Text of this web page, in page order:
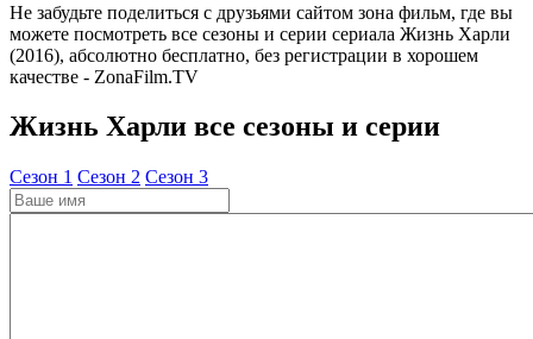
Не забудьте поделиться с друзьями сайтом зона фильм, где вы
можете посмотреть все сезоны и серии сериала Жизнь Харли
(2016), абсолютно бесплатно, без регистрации в хорошем
качестве - ZonaFilm.TV
Жизнь Харли все сезоны и серии
Cезон 1 Cезон 2 Cезон 3